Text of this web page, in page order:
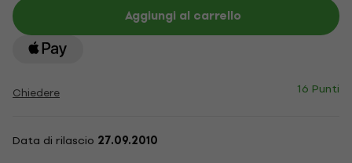
Aggiungi al carrello
Chiedere 16 Punti
Data di rilascio 27.09.2010